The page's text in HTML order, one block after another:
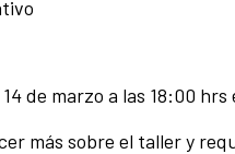
de marzo a las 18:00 hrs
más sobre el taller y